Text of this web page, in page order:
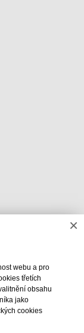
×
webu a pro
třetích
obsahu
jako
cookies